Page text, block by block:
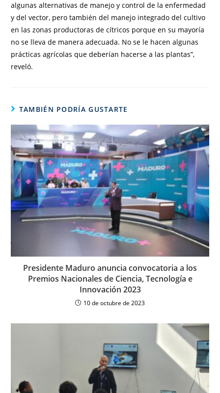
algunas alternativas de manejo y control de la enfermedad
y del vector, pero también del manejo integrado del cultivo
en las zonas productoras de cítricos porque en su mayoría
no se lleva de manera adecuada. No se le hacen algunas
prácticas agrícolas que deberían hacerse a las plantas”,
reveló.
TAMBIÉN PODRÍA GUSTARTE
Presidente Maduro anuncia convocatoria a los
Premios Nacionales de Ciencia, Tecnología e
Innovación 2023
10 de octubre de 2023